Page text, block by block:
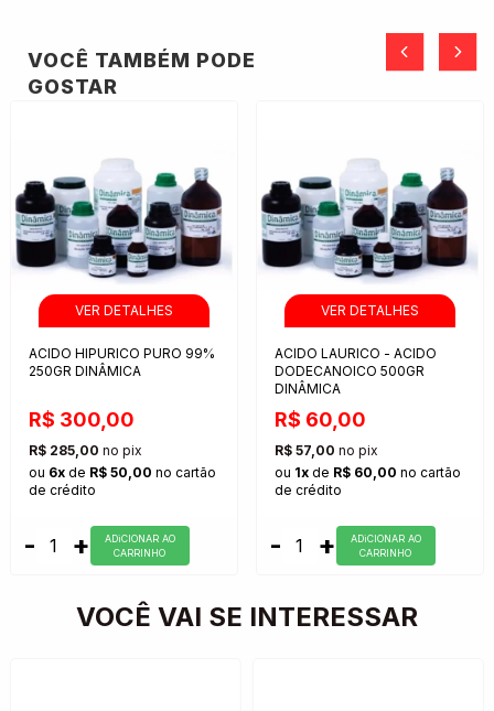
VOCÊ TAMBÉM PODE
GOSTAR
ACIDO HIPURICO PURO 99%
250GR DINÂMICA
R$ 300,00
R$ 285,00 no pix
ou 6x de R$ 50,00 no cartão
de crédito
- +
ADiCIONAR AO
CARRINHO
ACIDO LAURICO - ACIDO
DODECANOICO 500GR
DINÂMICA
R$ 60,00
R$ 57,00 no pix
ou 1x de R$ 60,00 no cartão
de crédito
- +
ADiCIONAR AO
CARRINHO
VOCÊ VAI SE INTERESSAR